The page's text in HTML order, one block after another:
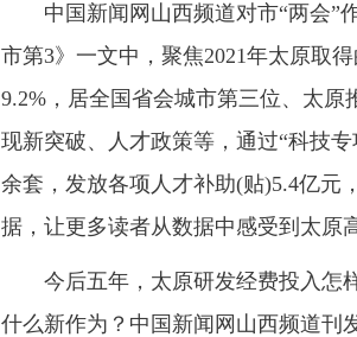
中国新闻网山西频道对市“两会”
市第3》一文中，聚焦2021年太原取
9.2%，居全国省会城市第三位、太
现新突破、人才政策等，通过“科技
余套，发放各项人才补助(贴)5.4亿元
据，让更多读者从数据中感受到太原
今后五年，太原研发经费投入怎样
什么新作为？中国新闻网山西频道